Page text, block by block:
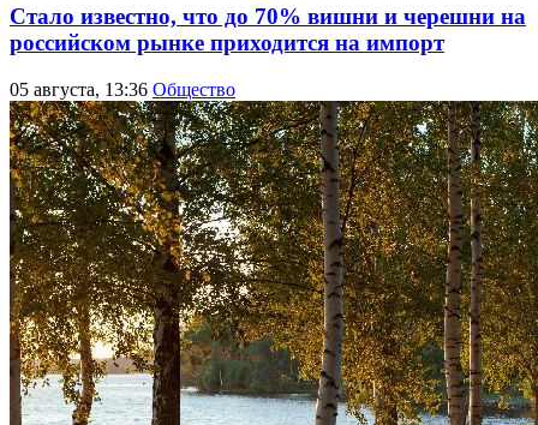
Стало известно, что до 70% вишни и черешни на
российском рынке приходится на импорт
05 августа, 13:36 Общество